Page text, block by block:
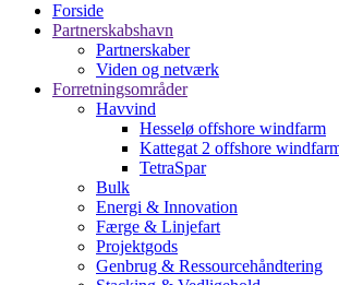
Forside
Partnerskabshavn
Partnerskaber
Viden og netværk
Forretningsområder
Havvind
Hesselø offshore windfarm
Kattegat 2 offshore
TetraSpar
Bulk
Energi & Innovation
Færge & Linjefart
Projektgods
Genbrug & Ressourcehåndtering